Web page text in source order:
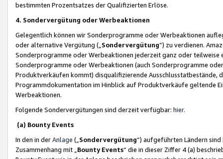
bestimmten Prozentsatzes der Qualifizierten Erlöse.
4. Sondervergütung oder Werbeaktionen
Gelegentlich können wir Sonderprogramme oder Werbeaktionen
oder alternative Vergütung („ Sondervergütung”) zu verdienen.
Sonderprogramme oder Werbeaktionen jederzeit ganz oder
Sonderprogramme oder Werbeaktionen (auch Sonderprogramme
Produktverkäufen kommt) disqualifizierende Ausschlusstatbestände,
Programmdokumentation im Hinblick auf Produktverkäufe geltende
Werbeaktionen.
Folgende Sondervergütungen sind derzeit verfügbar: hier.
(a) Bounty Events
In den in derAnlage („ Sondervergütung“) aufgeführten Ländern
Zusammenhang mit „ Bounty Events“ die in dieser Ziffer 4 (a)